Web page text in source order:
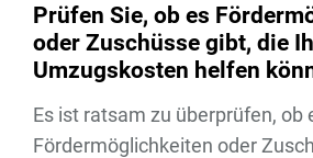
Prüfen Sie, ob es
oder Zuschüsse gibt, die
Umzugskosten helfen
Es ist ratsam zu überprüfen, ob
Fördermöglichkeiten oder